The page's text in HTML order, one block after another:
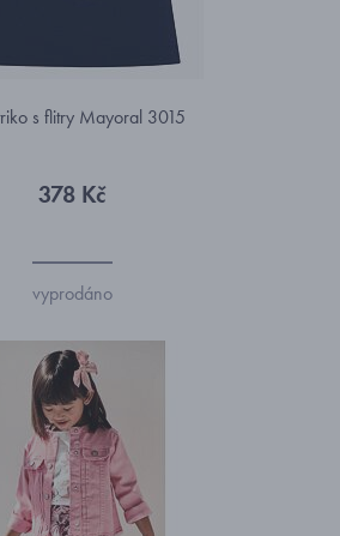
s flitry Mayoral 3015
378 Kč
vyprodáno